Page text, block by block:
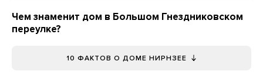
Чем знаменит дом в Большом Гнездниковском
переулке?
10 ФАКТОВ О ДОМЕ НИРНЗЕЕ